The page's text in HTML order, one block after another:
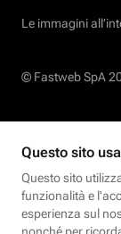
Le immagini
© Fastweb SpA